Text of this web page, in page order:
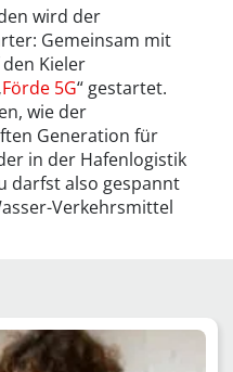
wird der
Gemeinsam mit
Kieler
Förde 5G“ gestartet.
wie der
Generation für
in der Hafenlogistik
darfst also gespannt
Verkehrsmittel